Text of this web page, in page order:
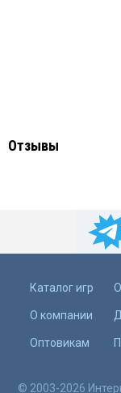
Отзывы
Каталог игр
О компании
Оптовикам
© 2003-2026